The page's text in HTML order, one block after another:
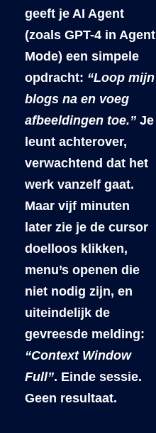
geeft je AI Agent
(zoals GPT-4 in Agent
Mode) een simpele
opdracht: “Loop mijn
blogs na en voeg
afbeeldingen toe.” Je
leunt achterover,
verwachtend dat het
werk vanzelf gaat.
Maar vijf minuten
later zie je de cursor
doelloos klikken,
menu’s openen die
niet nodig zijn, en
uiteindelijk de
gevreesde melding:
“Context Window
Full”. Einde sessie.
Geen resultaat.